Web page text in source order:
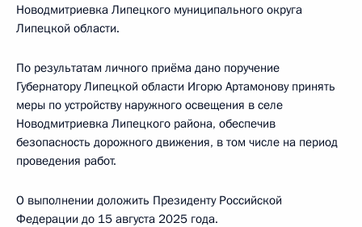
Новодмитриевка Липецкого муниципального округа
Липецкой области.
По результатам личного приёма дано поручение
Губернатору Липецкой области Игорю Артамонову принять
меры по устройству наружного освещения в селе
Новодмитриевка Липецкого района, обеспечив
безопасность дорожного движения, в том числе на период
проведения работ.
О выполнении доложить Президенту Российской
Федерации до 15 августа 2025 года.